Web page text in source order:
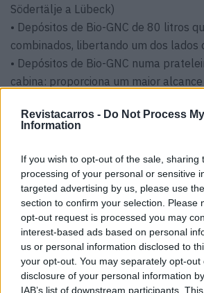
Revistacarros - Do Not Process
Information
If you wish to opt-out of the sale, sharing
processing of your personal or sensitive
targeted advertising by us, please use
section to confirm your selection. Please
opt-out request is processed you may
interest-based ads based on personal
us or personal information disclosed to
your opt-out. You may separately opt-
disclosure of your personal information
IAB’s list of downstream participants.
Södertälje a Lübeck)
• Depósitos de Bio-GNC de 80 litros
combinados, libertando um dos lados
• Depósitos de Bio-GNC numa
cabina: proporciona um maior
com depósitos em posições
km em tratores com distâncias entre
• Depósitos de Bio-GNL que
adicional e livre na parte frontal dos
benéfico para as carroçarias e
especializadas, tais como eixos de
configurações de empurradores A6x2/
Todas estas novas etapas de
introduzidas durante 2022.